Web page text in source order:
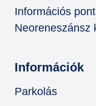
Információs
Neoreneszánsz
Információk
Parkolás